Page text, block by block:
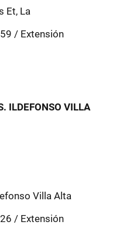
Et, La
/ Extensión
ILDEFONSO VILLA
Villa Alta
/ Extensión